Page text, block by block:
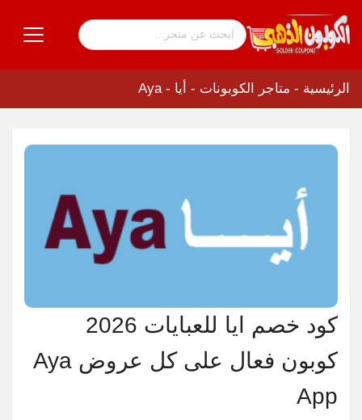
الرئيسية - متاجر الكوبونات - أيا - Aya
كود خصم ايا للعبايات 2026
كوبون فعال على كل عروض Aya
App